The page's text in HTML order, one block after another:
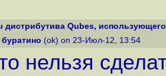
дистрибутива Qubes,
(ok) on 23-Июл-12, 13:54
нельзя